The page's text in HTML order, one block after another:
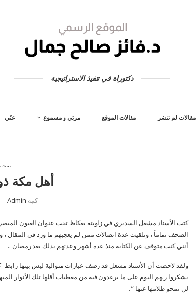
دكتوراة في تنفيذ الاستراتيجية
مقالات لم تنشر مقالات الموقع مرئي و مسموع عنّي
أهل مكة
كتبه Admin
كتب الأستاذ مشعل السديري في زاويته بعكاظ تحت عنوان العيون
الصحف تماماً ، وتلقيت عدة اتصالات ممن لم يعجبهم ما ورد في المقال
أنني كنت متوقف عن الكتابة منذ عدة أشهر وعدتهم بذلك بعد رمضان ..
ولقد لاحظت أن الأستاذ مشعل قد رصف عبارات متوالية ليس بينها رابط -
يشكروا ربهم اليوم على ما يرغدون فيه من معطيات أقلها تلك الأنوار
لن تمحو ظلامها عنها ” .